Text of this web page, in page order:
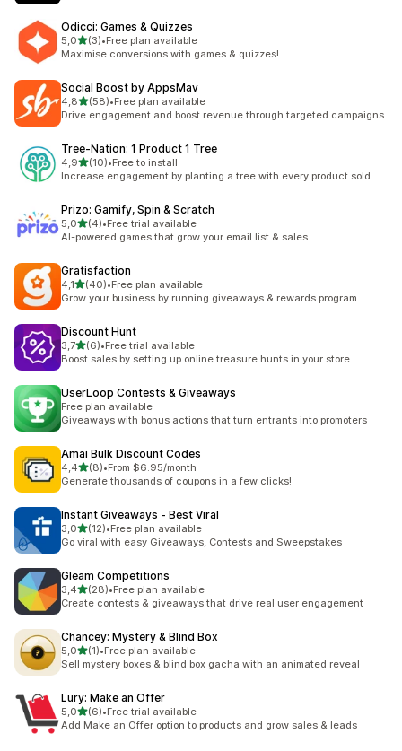
Odicci: Games & Quizzes
5,0na 5 gwiazdek
(3)
Łączna liczba recenzji: 3
•Free plan available
Maximise conversions with games & quizzes!
Social Boost by AppsMav
4,8na 5 gwiazdek
(58)
Łączna liczba recenzji: 58
•Free plan available
Drive engagement and boost revenue through targeted campaigns
Tree‑Nation: 1 Product 1 Tree
4,9na 5 gwiazdek
(10)
Łączna liczba recenzji: 10
•Free to install
Increase engagement by planting a tree with every product sold
Prizo: Gamify, Spin & Scratch
5,0na 5 gwiazdek
(4)
Łączna liczba recenzji: 4
•Free trial available
AI-powered games that grow your email list & sales
Gratisfaction
4,1na 5 gwiazdek
(40)
Łączna liczba recenzji: 40
•Free plan available
Grow your business by running giveaways & rewards program.
Discount Hunt
3,7na 5 gwiazdek
(6)
Łączna liczba recenzji: 6
•Free trial available
Boost sales by setting up online treasure hunts in your store
UserLoop Contests & Giveaways
Free plan available
Giveaways with bonus actions that turn entrants into promoters
Amai Bulk Discount Codes
4,4na 5 gwiazdek
(8)
Łączna liczba recenzji: 8
•From $6.95/month
Generate thousands of coupons in a few clicks!
Instant Giveaways ‑ Best Viral
3,0na 5 gwiazdek
(12)
Łączna liczba recenzji: 12
•Free plan available
Go viral with easy Giveaways, Contests and Sweepstakes
Gleam Competitions
3,4na 5 gwiazdek
(28)
Łączna liczba recenzji: 28
•Free plan available
Create contests & giveaways that drive real user engagement
Chancey: Mystery & Blind Box
5,0na 5 gwiazdek
(1)
Łączna liczba recenzji: 1
•Free plan available
Sell mystery boxes & blind box gacha with an animated reveal
Lury: Make an Offer
5,0na 5 gwiazdek
(6)
Łączna liczba recenzji: 6
•Free trial available
Add Make an Offer option to products and grow sales & leads